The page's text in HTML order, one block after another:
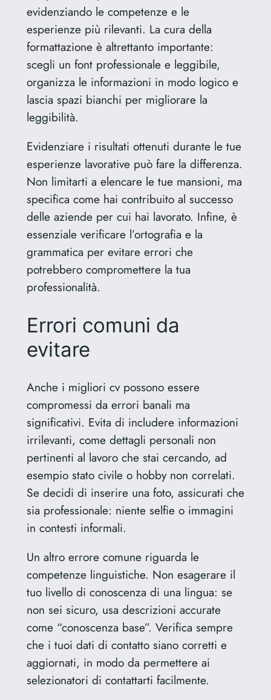
evidenziando le competenze e le
esperienze più rilevanti. La cura della
formattazione è altrettanto importante:
scegli un font professionale e leggibile,
organizza le informazioni in modo logico e
lascia spazi bianchi per migliorare la
leggibilità.
Evidenziare i risultati ottenuti durante le tue
esperienze lavorative può fare la differenza.
Non limitarti a elencare le tue mansioni, ma
specifica come hai contribuito al successo
delle aziende per cui hai lavorato. Infine, è
essenziale verificare l’ortografia e la
grammatica per evitare errori che
potrebbero compromettere la tua
professionalità.
Errori comuni da
evitare
Anche i migliori cv possono essere
compromessi da errori banali ma
significativi. Evita di includere informazioni
irrilevanti, come dettagli personali non
pertinenti al lavoro che stai cercando, ad
esempio stato civile o hobby non correlati.
Se decidi di inserire una foto, assicurati che
sia professionale: niente selfie o immagini
in contesti informali.
Un altro errore comune riguarda le
competenze linguistiche. Non esagerare il
tuo livello di conoscenza di una lingua: se
non sei sicuro, usa descrizioni accurate
come “conoscenza base”. Verifica sempre
che i tuoi dati di contatto siano corretti e
aggiornati, in modo da permettere ai
selezionatori di contattarti facilmente.